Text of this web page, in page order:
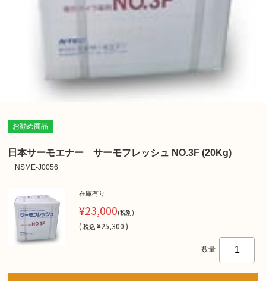
お勧め商品
日本サーモエナー サーモフレッシュ NO.3F (20Kg)
NSME-J0056
在庫有り
¥23,000(税別)
( 税込 ¥25,300 )
数量